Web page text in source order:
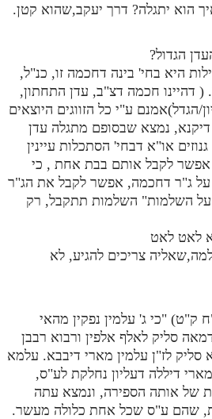
הוא יתגלה? דרך יעקב,שהוא קטן.
הגדול?
היא בחי' בינה דחכמה זו, כנ"ל,
( דהיינו חכמה דצ"ב, עדן התחתון,
הגדל)אמנם ע"י כל הזווגים היוצאים
נמצא שבסופם מתגלה עדן
או"א דבחי' הסתכלות עיינין
אפשר לקבל אותם בבת אחת , כי
על ג"ר דחכמה, אפשר לקבל את הג"ר
על השלמות" השלמות תתקבל, רק
לאט לאט
צריכים להגיע, לא
ק"ט) "כי ג' עלמין נפקין מהאי
סליק לאלף אלפין ורבוא רבבן
סליק לז"ן עלמין מארי דיבבא. עלמא
דיללה דעליון נחלקת לע"ס,
של אותה הספירה, ונמצא עתה
שהם ע"ס שכל אחת כלולה מעשר.